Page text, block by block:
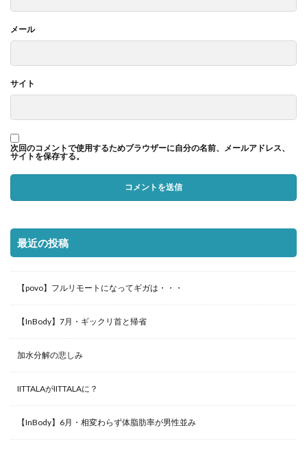
メール
サイト
次回のコメントで使用するためブラウザーに自分の名前、メールアドレス、
サイトを保存する。
最近の投稿
【povo】フルリモートになってギガは・・・
【InBody】7月・ギックリ首と帰省
加水分解の悲しみ
IITTALAがIITTALAに？
【InBody】6月・相変わらず体脂肪率が男性並み